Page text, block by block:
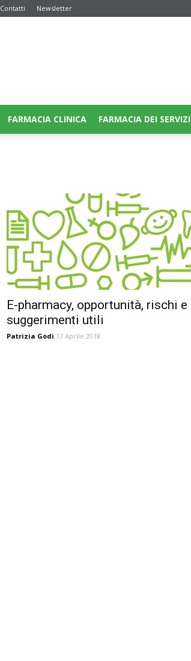
Contatti Newsletter
FARMACIA CLINICA FARMACIA DEI SERVIZI
E-pharmacy, opportunità, rischi e
suggerimenti utili
Patrizia Godi 17 Aprile 2018